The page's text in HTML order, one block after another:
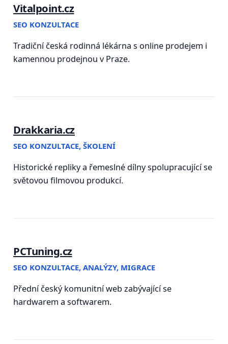
Vitalpoint.cz
SEO KONZULTACE
Tradiční česká rodinná lékárna s online prodejem i
kamennou prodejnou v Praze.
Drakkaria.cz
SEO KONZULTACE, ŠKOLENÍ
Historické repliky a řemeslné dílny spolupracující se
světovou filmovou produkcí.
PCTuning.cz
SEO KONZULTACE, ANALÝZY, MIGRACE
Přední český komunitní web zabývající se
hardwarem a softwarem.